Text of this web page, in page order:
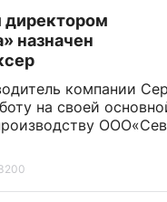
директором
назначен
компании
на своей